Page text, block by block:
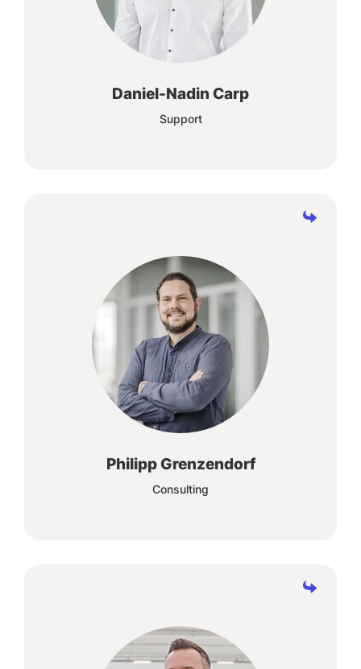
Daniel-Nadin Carp
Support
Wenn unser Kunde am Ende des Tages
zufrieden ist, ist unser Job „done “.
Philipp Grenzendorf
Consulting
Gemeinsam mit einem Spitzenteam schaffen
wir bedarfsgerechte Lösungen für unsere